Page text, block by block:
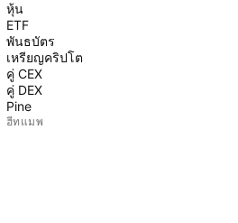
หุ้น
ETF
พันธบัตร
เหรียญคริปโต
คู่ CEX
คู่ DEX
Pine
ฮีทแมพ